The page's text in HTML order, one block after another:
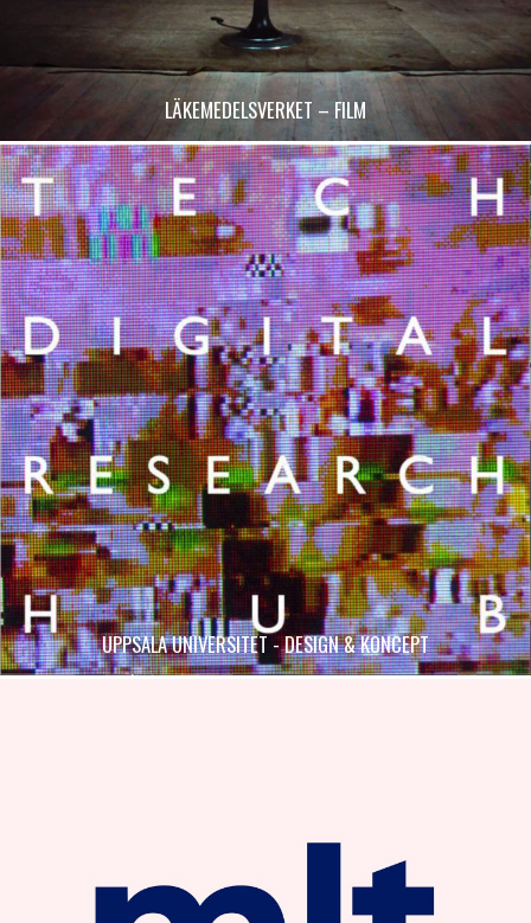
LÄKEMEDELSVERKET – FILM
UPPSALA UNIVERSITET - DESIGN & KONCEPT